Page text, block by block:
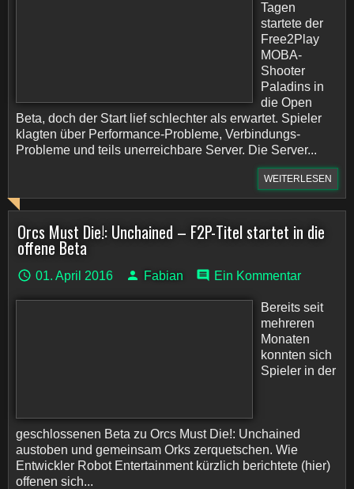
Tagen
startete der
Free2Play
MOBA-
Shooter
Paladins in
die Open
Beta, doch der Start lief schlechter als erwartet. Spieler
klagten über Performance-Probleme, Verbindungs-
Probleme und teils unerreichbare Server. Die Server...
WEITERLESEN
Orcs Must Die!: Unchained – F2P-Titel startet in die
offene Beta
01. April 2016 Fabian Ein Kommentar
Bereits seit
mehreren
Monaten
konnten sich
Spieler in der
geschlossenen Beta zu Orcs Must Die!: Unchained
austoben und gemeinsam Orks zerquetschen. Wie
Entwickler Robot Entertainment kürzlich berichtete (hier)
offenen sich...